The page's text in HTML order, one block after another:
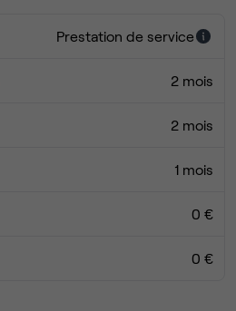
Prestation de service
2 mois
2 mois
1 mois
0 €
0 €